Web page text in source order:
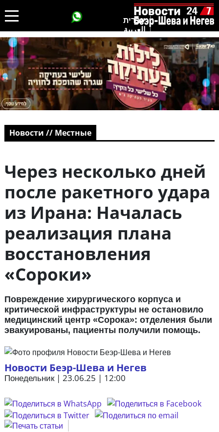
עברית
العربية
Новости // Местные
Через несколько дней
после ракетного удара
из Ирана: Началась
реализация плана
восстановления
«Сороки»
Повреждение хирургического корпуса и
критической инфраструктуры не остановило
медицинский центр «Сорока»: отделения были
эвакуированы, пациенты получили помощь.
Новости Беэр-Шева и Негев
Понедельник | 23.06.25 | 12:00